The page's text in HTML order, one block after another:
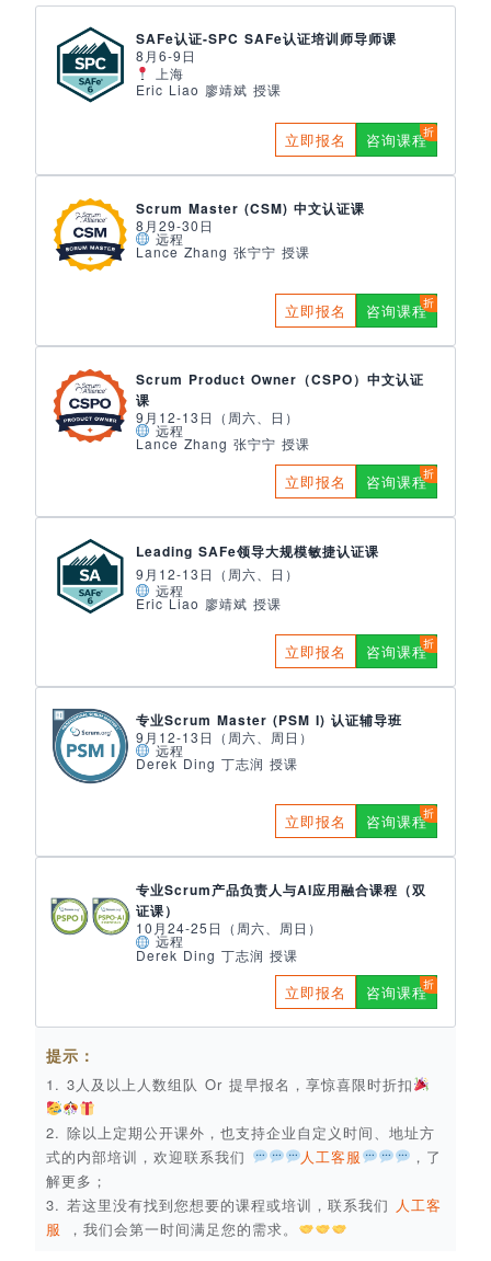
SAFe认证-SPC SAFe认证培训师导师课
8月6-9日
上海
Eric Liao 廖靖斌 授课
立即报名 咨询课程
Scrum Master (CSM) 中文认证课
8月29-30日
远程
Lance Zhang 张宁宁 授课
立即报名 咨询课程
Scrum Product Owner（CSPO）中文认证
课
9月12-13日（周六、日）
远程
Lance Zhang 张宁宁 授课
立即报名 咨询课程
Leading SAFe领导大规模敏捷认证课
9月12-13日（周六、日）
远程
Eric Liao 廖靖斌 授课
立即报名 咨询课程
专业Scrum Master (PSM I) 认证辅导班
9月12-13日（周六、周日）
远程
Derek Ding 丁志润 授课
立即报名 咨询课程
专业Scrum产品负责人与AI应用融合课程（双
证课）
10月24-25日（周六、周日）
远程
Derek Ding 丁志润 授课
立即报名 咨询课程
提示：
1. 3人及以上人数组队 Or 提早报名，享惊喜限时折扣
2. 除以上定期公开课外，也支持企业自定义时间、地址方
式的内部培训，欢迎联系我们
人工客服
，了
解更多；
3. 若这里没有找到您想要的课程或培训，联系我们 人工客
服
，我们会第一时间满足您的需求。